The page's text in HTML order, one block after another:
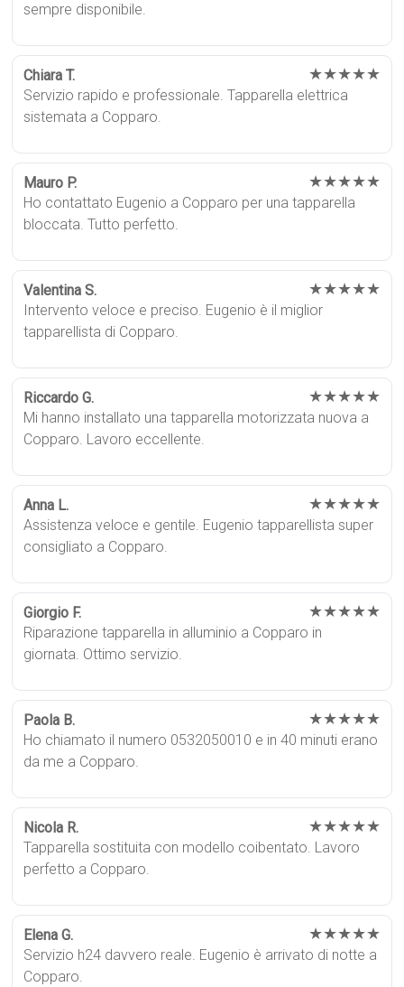
sempre disponibile.
Chiara T. ★★★★★
Servizio rapido e professionale. Tapparella elettrica
sistemata a Copparo.
Mauro P. ★★★★★
Ho contattato Eugenio a Copparo per una tapparella
bloccata. Tutto perfetto.
Valentina S. ★★★★★
Intervento veloce e preciso. Eugenio è il miglior
tapparellista di Copparo.
Riccardo G. ★★★★★
Mi hanno installato una tapparella motorizzata nuova a
Copparo. Lavoro eccellente.
Anna L. ★★★★★
Assistenza veloce e gentile. Eugenio tapparellista super
consigliato a Copparo.
Giorgio F. ★★★★★
Riparazione tapparella in alluminio a Copparo in
giornata. Ottimo servizio.
Paola B. ★★★★★
Ho chiamato il numero 0532050010 e in 40 minuti erano
da me a Copparo.
Nicola R. ★★★★★
Tapparella sostituita con modello coibentato. Lavoro
perfetto a Copparo.
Elena G. ★★★★★
Servizio h24 davvero reale. Eugenio è arrivato di notte a
Copparo.